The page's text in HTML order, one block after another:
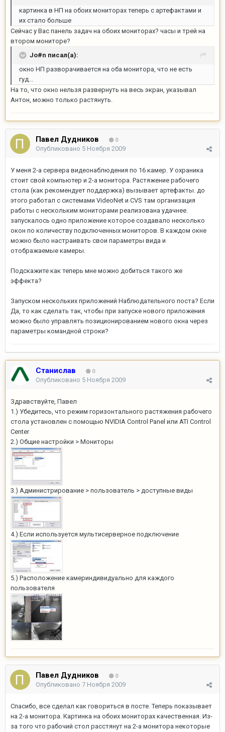
картинка в НП на обоих мониторах теперь с артефактами и
их стало больше
Сейчас у Вас панель задач на обоих мониторах? часы и трей на
втором мониторе?
Jo#n писал(а):
окно НП разворачивается на оба монитора, что не есть
гуд...
На то, что окно нельзя развернуть на весь экран, указывал
Антон, можно только растянуть.
Павел Дудников 0
Опубликовано 5 Ноября 2009
У меня 2-а сервера видеонаблюдения по 16 камер. У охраника
стоит свой компьютер и 2-а монитора. Растяжение рабочего
стола (как рекомендует поддержка) вызывает артефакты. до
этого работал с системами VideoNet и CVS там организация
работы с нескольким мониторами реализована удачнее.
запускалось одно приложение которое создавало несколько
окон по количеству подключенных мониторов. В каждом окне
можно было настраивать свои параметры вида и
отображаемые камеры.
Подскажите как теперь мне можно добиться такого же
эффекта?
Запуском нескольких приложений Наблюдательного поста? Если
Да, то как сделать так, чтобы при запуске нового приложения
можно было управлять позиционированием нового окна через
параметры командной строки?
Станислав 0
Опубликовано 5 Ноября 2009
Здравствуйте, Павел
1.) Убедитесь, что режим горизонтального растяжения рабочего
стола установлен с помощью NVIDIA Control Panel или ATI Control
Center
2.) Общие настройки > Мониторы
3.) Администрирование > пользователь > доступные виды
4.) Если используется мультисерверное подключение
5.) Расположение камериндивидуально для каждого
пользователя
Павел Дудников 0
Опубликовано 7 Ноября 2009
Спасибо, все сделал как говориться в посте. Теперь показывает
на 2-а монитора. Картинка на обоих мониторах качественная. Из-
за того что рабочий стол расстянут на 2-а монитора некоторые